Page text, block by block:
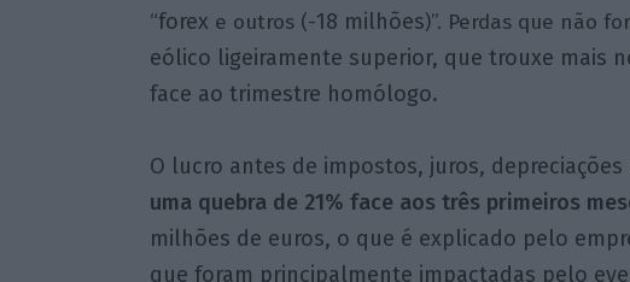
“forex e outros (-18 milhões)”. Perdas que não
eólico ligeiramente superior, que trouxe mais
face ao trimestre homólogo.
O lucro antes de impostos, juros, depreciações
uma quebra de 21% face aos três primeiros
milhões de euros, o que é explicado pelo
que foram principalmente impactadas pelo